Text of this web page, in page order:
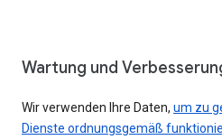
Wartung und
Wir verwenden Ihre Daten, um zu
Dienste ordnungsgemäß